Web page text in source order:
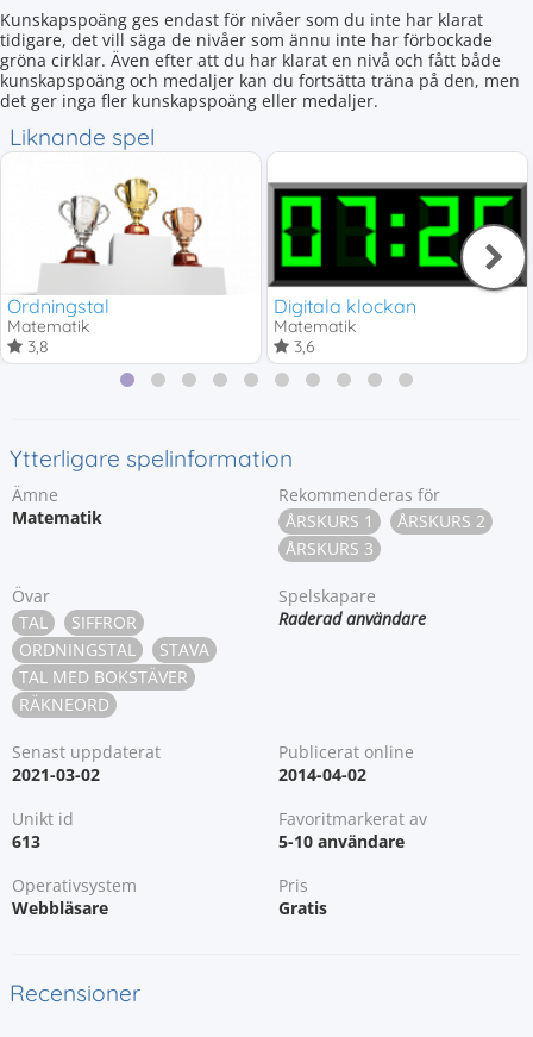
Kunskapspoäng ges endast för nivåer som du inte har klarat
tidigare, det vill säga de nivåer som ännu inte har förbockade
gröna cirklar. Även efter att du har klarat en nivå och fått både
kunskapspoäng och medaljer kan du fortsätta träna på den, men
det ger inga fler kunskapspoäng eller medaljer.
Liknande spel
Ordningstal
Matematik
3,8
Digitala klockan
Matematik
3,6
Ytterligare spelinformation
Ämne
Matematik
Rekommenderas för
ÅRSKURS 1
ÅRSKURS 2
ÅRSKURS 3
Övar
TAL
SIFFROR
ORDNINGSTAL
STAVA
TAL MED BOKSTÄVER
RÄKNEORD
Spelskapare
Raderad användare
Senast uppdaterat
2021-03-02
Publicerat online
2014-04-02
Unikt id
613
Favoritmarkerat av
5-10 användare
Operativsystem
Webbläsare
Pris
Gratis
Recensioner